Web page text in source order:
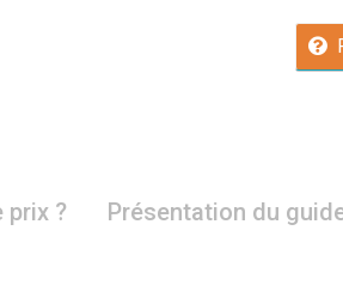
prix ? Présentation du